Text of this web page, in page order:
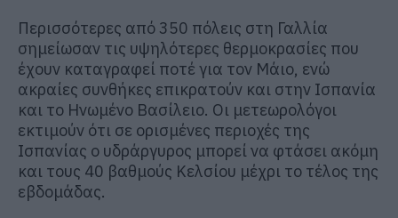
Περισσότερες από 350 πόλεις στη Γαλλία
σημείωσαν τις υψηλότερες θερμοκρασίες που
έχουν καταγραφεί ποτέ για τον Μάιο, ενώ
ακραίες συνθήκες επικρατούν και στην Ισπανία
και το Ηνωμένο Βασίλειο. Οι μετεωρολόγοι
εκτιμούν ότι σε ορισμένες περιοχές της
Ισπανίας ο υδράργυρος μπορεί να φτάσει ακόμη
και τους 40 βαθμούς Κελσίου μέχρι το τέλος της
εβδομάδας.